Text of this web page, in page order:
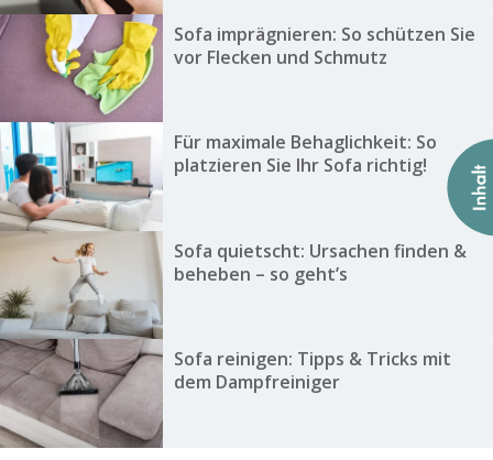
Sofa imprägnieren: So schützen Sie
vor Flecken und Schmutz
Für maximale Behaglichkeit: So
platzieren Sie Ihr Sofa richtig!
Sofa quietscht: Ursachen finden &
beheben – so geht’s
Sofa reinigen: Tipps & Tricks mit
dem Dampfreiniger